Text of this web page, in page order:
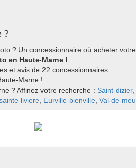
? Un concessionnaire où acheter
en Haute-Marne !
et avis de 22 concessionnaires.
Marne !
? Affinez votre recherche : Saint-dizier,
liviere Eurville-bienville Val-de-